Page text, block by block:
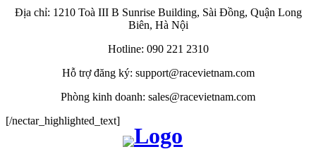
Địa chỉ: 1210 Toà III B Sunrise Building, Sài Đồng, Quận Long
Biên, Hà Nội
Hotline: 090 221 2310
Hỗ trợ đăng ký: support@racevietnam.com
Phòng kinh doanh: sales@racevietnam.com
[/nectar_highlighted_text]